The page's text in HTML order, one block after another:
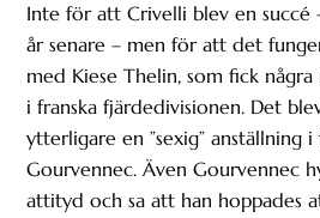
Inte för att Crivelli blev en succé
år senare – men för att det
med Kiese Thelin, som fick
i franska fjärdedivisionen. Det
ytterligare en ”sexig” anställning
Gourvennec. Även Gourvennec
attityd och sa att han hoppades